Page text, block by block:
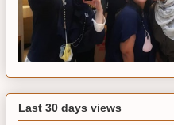
Last 30 days views